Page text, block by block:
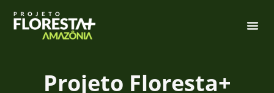
Projeto Floresta+